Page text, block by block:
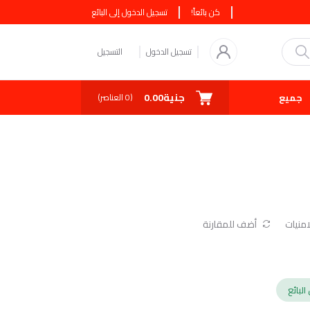
كن بائعاً! تسجيل الدخول إلى البائع
تسجيل الدخول التسجيل
جميع البائعين كوبونات صفقة اليوم جنية0.00 (
0العناصر)
أضف للمقارنة